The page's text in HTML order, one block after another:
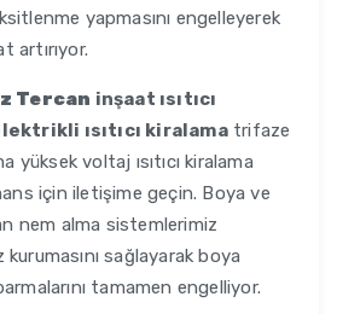
yapmasını engelleyerek
artırıyor.
Tercan inşaat ısıtıcı
ısıtıcı kiralamatrifaze
yüksek voltaj ısıtıcı kiralama
için iletişime geçin. Boya ve
nem alma sistemlerimiz
sağlayarak boya
tamamen engelliyor.